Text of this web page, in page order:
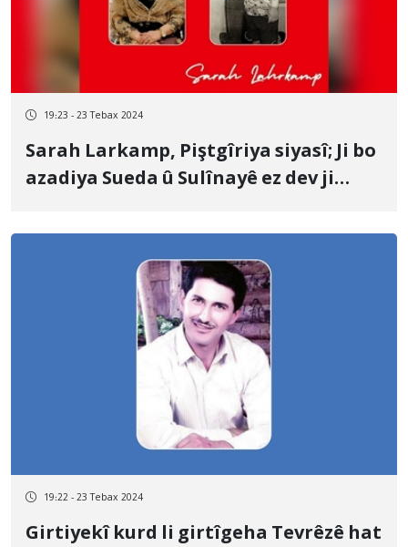
19:23 - 23 Tebax 2024
Sarah Larkamp, Piştgîriya siyasî; Ji bo
azadiya Sueda û Sulînayê ez dev ji
19:22 - 23 Tebax 2024
Girtiyekî kurd li girtîgeha Tevrêzê hat